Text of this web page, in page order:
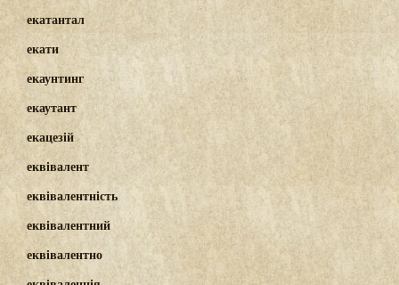
екатантал
екати
екаунтинг
екаутант
екацезій
еквівалент
еквівалентність
еквівалентний
еквівалентно